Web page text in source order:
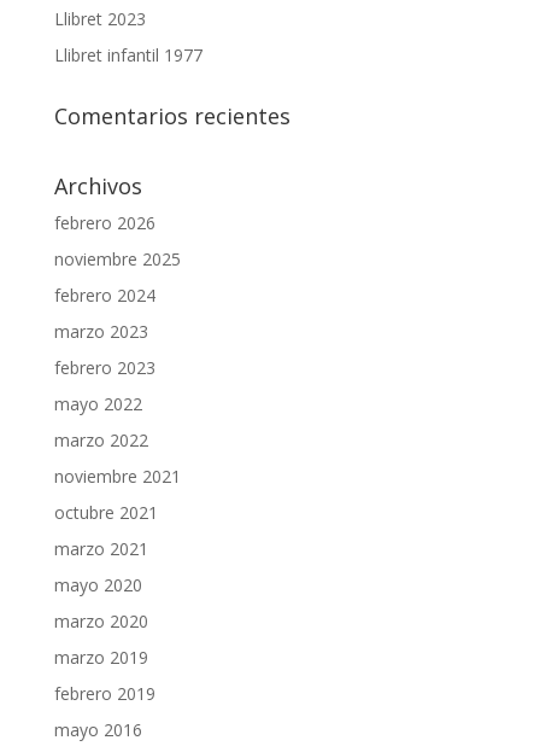
Llibret 2023
Llibret infantil 1977
Comentarios recientes
Archivos
febrero 2026
noviembre 2025
febrero 2024
marzo 2023
febrero 2023
mayo 2022
marzo 2022
noviembre 2021
octubre 2021
marzo 2021
mayo 2020
marzo 2020
marzo 2019
febrero 2019
mayo 2016